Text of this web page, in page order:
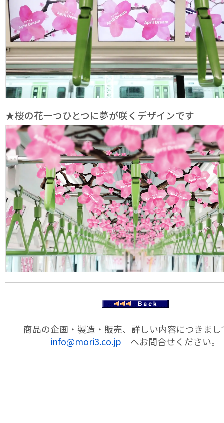
★桜の花一つひとつに夢が咲くデザインです
商品の企画・製造・販売、詳しい内容につきまし
info@mori3.co.jp へお問合せください。